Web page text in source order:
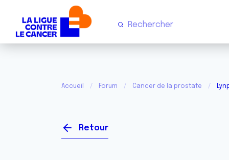
Accueil Forum Cancer de la prostate
Retour